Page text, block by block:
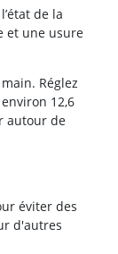
de la
et une usure
Réglez
12,6
autour de
éviter des
d'autres